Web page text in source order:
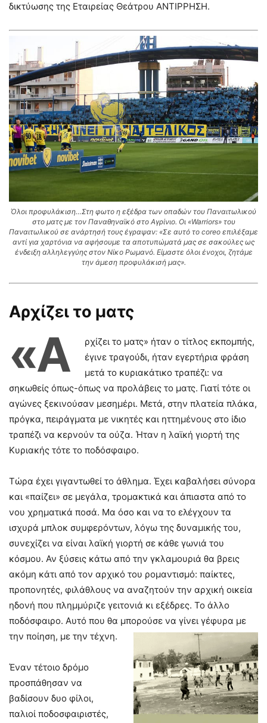
δικτύωσης της Εταιρείας Θεάτρου ΑΝΤΙΡΡΗΣΗ.
Όλοι προφυλάκιση…Στη φωτο η εξέδρα των οπαδών του Παναιτωλικού
στο ματς με τον Παναθηναϊκό στο Αγρίνιο. Οι «Warriors» του
Παναιτωλικού σε ανάρτησή τους έγραψαν: «Σε αυτό το coreo επιλέξαμε
αντί για χαρτόνια να αφήσουμε τα αποτυπώματά μας σε σακούλες ως
ένδειξη αλληλεγγύης στον Νίκο Ρωμανό. Είμαστε όλοι ένοχοι, ζητάμε
την άμεση προφυλάκισή μας».
Αρχίζει το ματς
«Α
ρχίζει το ματς» ήταν ο τίτλος εκπομπής,
έγινε τραγούδι, ήταν εγερτήρια φράση
μετά το κυριακάτικο τραπέζι: να
σηκωθείς όπως-όπως να προλάβεις το ματς. Γιατί τότε οι
αγώνες ξεκινούσαν μεσημέρι. Μετά, στην πλατεία πλάκα,
πρόγκα, πειράγματα µε νικητές και ηττημένους στο ίδιο
τραπέζι να κερνούν τα ούζα. Ήταν η λαϊκή γιορτή της
Κυριακής τότε το ποδόσφαιρο.
Τώρα έχει γιγαντωθεί το άθλημα. Έχει καβαλήσει σύνορα
και «παίζει» σε μεγάλα, τρομακτικά και άπιαστα από το
νου χρηματικά ποσά. Μα όσο και να το ελέγχουν τα
ισχυρά μπλοκ συμφερόντων, λόγω της δυναμικής του,
συνεχίζει να είναι λαϊκή γιορτή σε κάθε γωνιά του
κόσμου. Αν ξύσεις κάτω από την γκλαµουριά θα βρεις
ακόμη κάτι από τον αρχικό του ρομαντισμό: παίκτες,
προπονητές, φιλάθλους να αναζητούν την αρχική οικεία
ηδονή που πλημμύριζε γειτονιά κι εξέδρες. Το άλλο
ποδόσφαιρο. Αυτό που θα μπορούσε να γίνει γέφυρα µε
την ποίηση, µε την τέχνη.
Έναν τέτοιο δρόμο
προσπάθησαν να
βαδίσουν δυο φίλοι,
παλιοί ποδοσφαιριστές,